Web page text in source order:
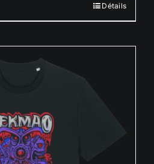
Détails